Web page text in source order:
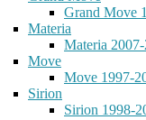
Grand Move
Materia
Materia
Move
Move 1997-
Sirion
Sirion 1998-